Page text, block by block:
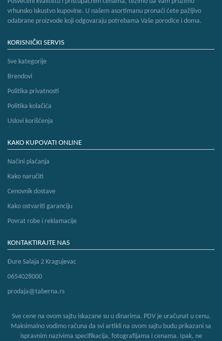
vrhunsko iskustvo kupovine. U našem asortimanu pronaći ćete pažljivo
odabrane proizvode koji odgovaraju potrebama Vaše porodice i doma.
KORISNIČKI SERVIS
Sve kategorije
Brendovi
Politika privatnosti
Politika kolačića
Uslovi korišćenja
KAKO KUPOVATI ONLINE
Načini plaćanja
Kako naručiti
Cenovnik dostave
Kako ostvariti garanciju
Povrat robe i reklamacije
KONTAKTIRAJTE NAS
Đure Salaja 2 Kragujevac
0654028000
prodaja@taberna.rs
Sve cene na ovom sajtu iskazane su u dinarima. PDV je uračunat u cenu.
Maksimalno vodimo računa da svi artikli na ovom sajtu budu prikazani sa
ispravnim nazivima specifikacija, fotografijama i cenama. Ipak, ne